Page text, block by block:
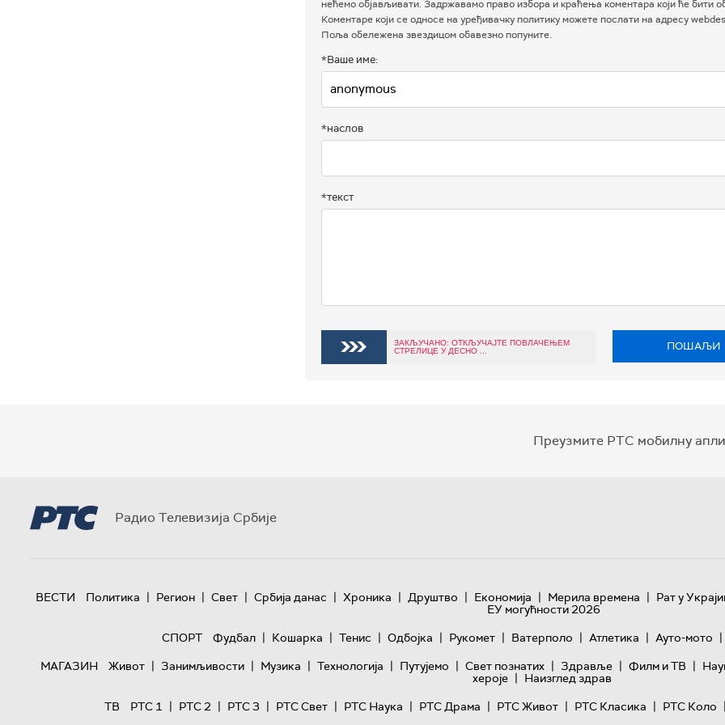
нећемо објављивати. Задржавамо право избора и краћења коментара који ће бити
Коментаре који се односе на уређивачку политику можете послати на адресу
Поља обележена звездицом обавезно попуните.
*Ваше име:
*наслов
*текст
ЗАКЉУЧАНО: ОТКЉУЧАЈТЕ ПОВЛАЧЕЊЕМ
СТРЕЛИЦЕ У ДЕСНО ...
ПОШАЉИ
Преузмите РТС мобилну
Радио Телевизија Србије
ВЕСТИ Политика | Регион | Свет | Србија данас | Хроника | Друштво | Економија | Мерила времена | Рат у
ЕУ могућности 2026
СПОРТ
Фудбал | Кошарка | Тенис | Одбојка | Рукомет | Ватерполо | Атлетика | Ауто-мото |
МАГАЗИН
Живот | Занимљивости | Музика | Технологијa | Путујемо | Свет познатих | Здравље | Филм и ТВ |
хероје | Наизглед здрав
ТВ
РТС 1 | РТС 2 | РТС 3 | РТС Свет | РТС Наука | РТС Драма | РТС Живот | РТС Класика | РТС Коло |